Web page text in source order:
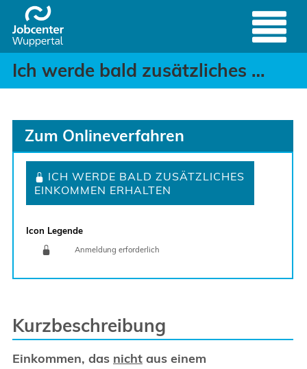
Zum Hauptinhalt springen
Ich werde bald
Header
Ich werde bald zusätzliches Einkommen/ zusätzliche Einnahmen erhalten
Zum Onlineverfahren
ICH WERDE BALD ZUSÄTZLICHES
EINKOMMEN ERHALTEN
Icon Legende
Anmeldung erforderlich
Kurzbeschreibung
Einkommen, das nicht aus einem